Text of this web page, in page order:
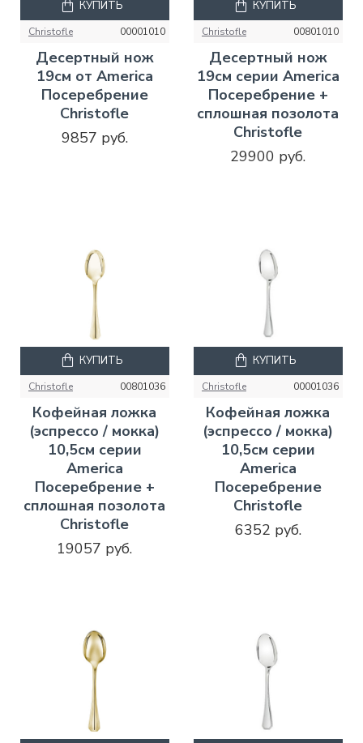
Christofle 00001010
Десертный нож
19см от America
Посеребрение
Christofle
9857 руб.
КУПИТЬ
Christofle 00801010
Десертный нож
19см серии America
Посеребрение +
сплошная позолота
Christofle
29900 руб.
КУПИТЬ
Christofle 00801036
Кофейная ложка
(эспрессо / мокка)
10,5см серии
America
Посеребрение +
сплошная позолота
Christofle
19057 руб.
КУПИТЬ
Christofle 00001036
Кофейная ложка
(эспрессо / мокка)
10,5см серии
America
Посеребрение
Christofle
6352 руб.
КУПИТЬ